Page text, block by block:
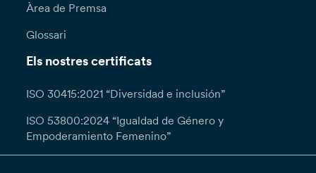
Àrea de Premsa
Glossari
Els nostres certificats
ISO 30415:2021 “Diversidad e inclusión”
ISO 53800:2024 “Igualdad de Género y
Empoderamiento Femenino”